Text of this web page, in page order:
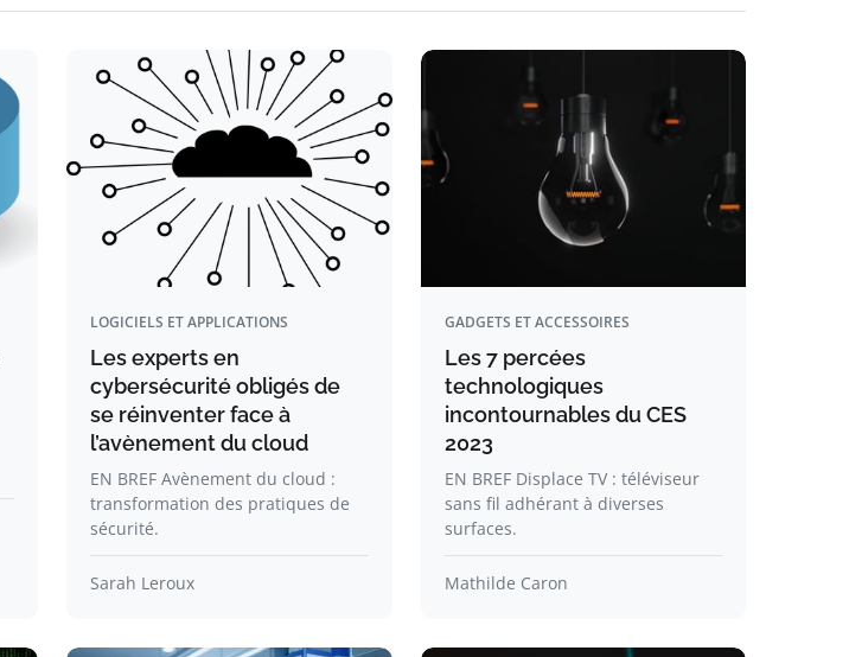
LOGICIELS ET APPLICATIONS
Les experts en
cybersécurité obligés de
se réinventer face à
l’avènement du cloud
EN BREF Avènement du cloud :
transformation des pratiques de
sécurité.
Sarah Leroux
GADGETS ET ACCESSOIRES
Les 7 percées
technologiques
incontournables du CES
2023
EN BREF Displace TV : téléviseur
sans fil adhérant à diverses
surfaces.
Mathilde Caron